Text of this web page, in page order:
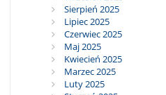
Sierpień 2025
Lipiec 2025
Czerwiec 2025
Maj 2025
Kwiecień 2025
Marzec 2025
Luty 2025